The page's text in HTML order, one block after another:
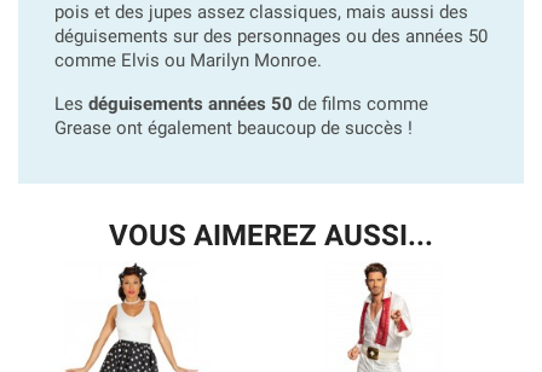
pois et des jupes assez classiques, mais aussi des
déguisements sur des personnages ou des années 50
comme Elvis ou Marilyn Monroe.
Les déguisements années 50 de films comme
Grease ont également beaucoup de succès !
VOUS AIMEREZ AUSSI...